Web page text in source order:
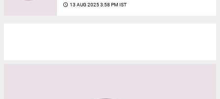
access_time 13 AUG 2025 3:58 PM IST